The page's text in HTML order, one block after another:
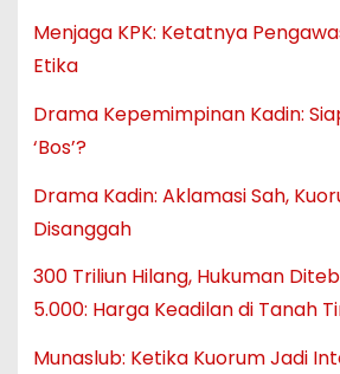
Menjaga KPK: Ketatnya
Etika
Drama Kepemimpinan Kadin:
‘Bos’?
Drama Kadin: Aklamasi Sah,
Disanggah
300 Triliun Hilang, Hukuman
5.000: Harga Keadilan di Tanah
Munaslub: Ketika Kuorum Jadi